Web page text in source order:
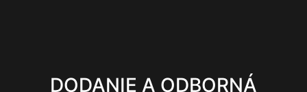
DODANIE A ODBORNÁ